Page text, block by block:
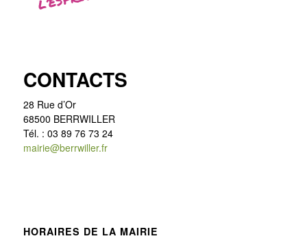
CONTACTS
28 Rue d’Or
68500 BERRWILLER
Tél. : 03 89 76 73 24
mairie@berrwiller.fr
HORAIRES DE LA MAIRIE